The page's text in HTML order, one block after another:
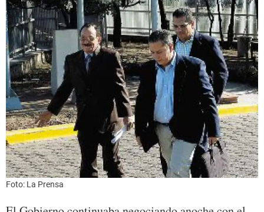
Foto: La Prensa